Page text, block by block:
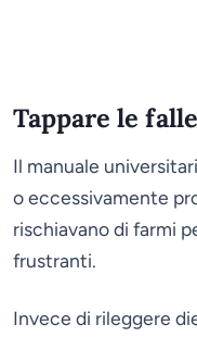
Tappare le
Il manuale
o eccessivamente
rischiavano di farmi
frustranti.
Invece di rileggere